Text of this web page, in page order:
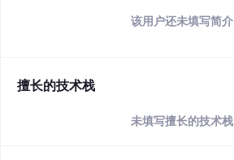
该用户还未填写简介
擅长的技术栈
未填写擅长的技术栈